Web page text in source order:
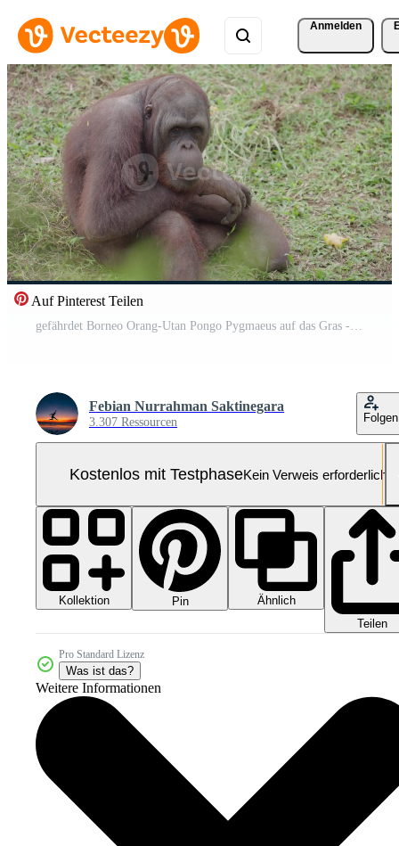
Anmelden
Auf Pinterest Teilen
gefährdet Borneo Orang-Utan Pongo Pygmaeus auf das Gras - - Säugetier Primas Indonesien großartig Affen einheimisch zu Asien Pro Video
Febian Nurrahman Saktinegara
3.307 Ressourcen Folgen
Kostenlos mit TestphaseKein Verweis erforderlich
Kollektion Pin
Ähnlich
Teilen
Pro Standard Lizenz
Was ist das?
Weitere Informationen